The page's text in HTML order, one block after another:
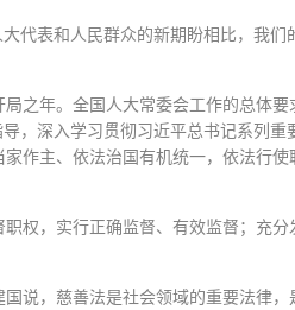
代表和人民群众的新期盼相比，我
之年。全国人大常委会工作的总体
深入学习贯彻习近平总书记系列重
作主、依法治国有机统一，依法行
权，实行正确监督、有效监督；充
说，慈善法是社会领域的重要法律